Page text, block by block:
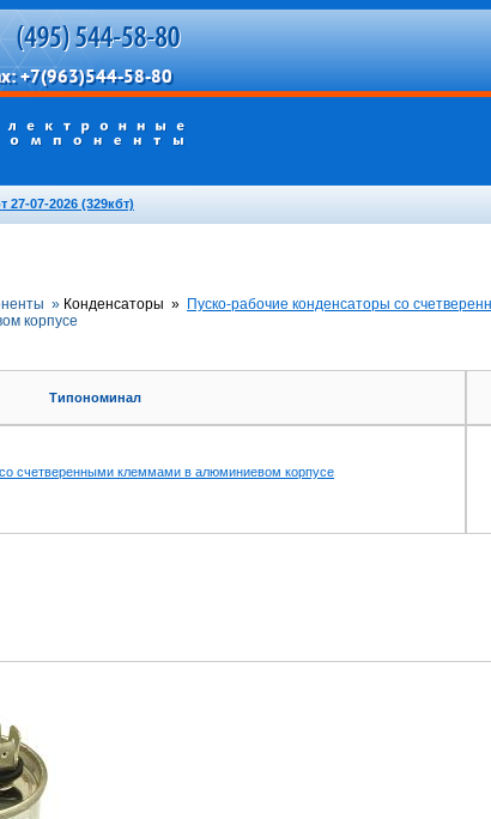
27-07-2026 (329кбт)
» Конденсаторы » Пуско-рабочие конденсаторы со
корпусе
Типономинал
счетверенными клеммами в алюминиевом корпусе